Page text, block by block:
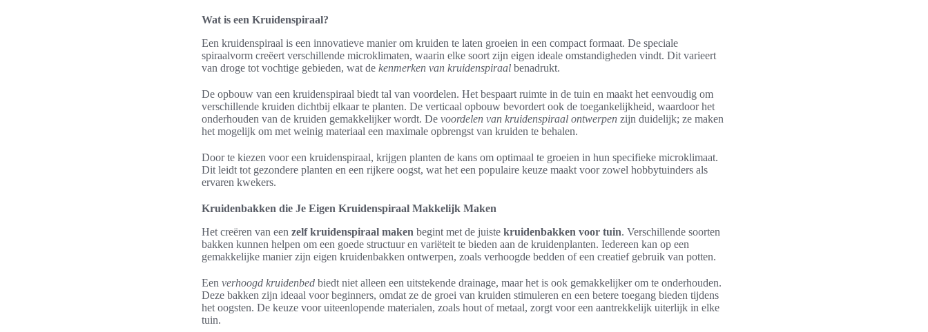
Wat is een Kruidenspiraal?
Een kruidenspiraal is een innovatieve manier om kruiden te laten groeien in een compact formaat. De speciale
spiraalvorm creëert verschillende microklimaten, waarin elke soort zijn eigen ideale omstandigheden vindt. Dit varieert
van droge tot vochtige gebieden, wat de kenmerken van kruidenspiraal benadrukt.
De opbouw van een kruidenspiraal biedt tal van voordelen. Het bespaart ruimte in de tuin en maakt het eenvoudig om
verschillende kruiden dichtbij elkaar te planten. De verticaal opbouw bevordert ook de toegankelijkheid, waardoor het
onderhouden van de kruiden gemakkelijker wordt. De voordelen van kruidenspiraal ontwerpen zijn duidelijk; ze maken
het mogelijk om met weinig materiaal een maximale opbrengst van kruiden te behalen.
Door te kiezen voor een kruidenspiraal, krijgen planten de kans om optimaal te groeien in hun specifieke microklimaat.
Dit leidt tot gezondere planten en een rijkere oogst, wat het een populaire keuze maakt voor zowel hobbytuinders als
ervaren kwekers.
Kruidenbakken die Je Eigen Kruidenspiraal Makkelijk Maken
Het creëren van een zelf kruidenspiraal maken begint met de juiste kruidenbakken voor tuin. Verschillende soorten
bakken kunnen helpen om een goede structuur en variëteit te bieden aan de kruidenplanten. Iedereen kan op een
gemakkelijke manier zijn eigen kruidenbakken ontwerpen, zoals verhoogde bedden of een creatief gebruik van potten.
Een verhoogd kruidenbed biedt niet alleen een uitstekende drainage, maar het is ook gemakkelijker om te onderhouden.
Deze bakken zijn ideaal voor beginners, omdat ze de groei van kruiden stimuleren en een betere toegang bieden tijdens
het oogsten. De keuze voor uiteenlopende materialen, zoals hout of metaal, zorgt voor een aantrekkelijk uiterlijk in elke
tuin.